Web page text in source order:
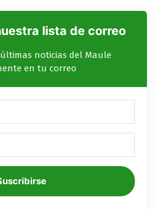
lista de correo
últimas noticias del Maule
en tu correo